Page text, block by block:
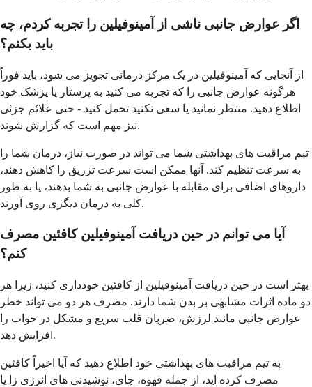
اگر عوارض جانبی ناشی از آمینوفیلین را تجربه کردم، چه
باید بکنم؟
از آنجایی که آمینوفیلین در یک مرکز درمانی تجویز می شود، باید فوراً
هرگونه عوارض جانبی را که تجربه می کنید به پرستار یا پزشک خود
اطلاع دهید. منتظر نمانید یا سعی نکنید تحمل کنید - حتی علائم جزئی
نیز مهم است که گزارش شوند.
تیم مراقبت های بهداشتی شما می تواند در صورت نیاز، درمان شما را
به سرعت تنظیم کند. آنها ممکن است سرعت تزریق را کاهش دهند،
داروهای اضافی برای مقابله با عوارض جانبی به شما بدهند، یا به طور
کلی به درمان دیگری روی آورند.
آیا می توانم در حین دریافت آمینوفیلین کافئین مصرف
کنم؟
بهتر است در حین دریافت آمینوفیلین از کافئین خودداری کنید، زیرا هر
دو ماده اثرات مشابهی بر بدن شما دارند. مصرف هر دو می تواند خطر
عوارض جانبی مانند لرزش، ضربان قلب سریع و مشکل در خواب را
افزایش دهد.
به تیم مراقبت های بهداشتی خود اطلاع دهید که آیا اخیراً کافئین
مصرف کرده اید، از جمله قهوه، چای، نوشیدنی های انرژی زا یا